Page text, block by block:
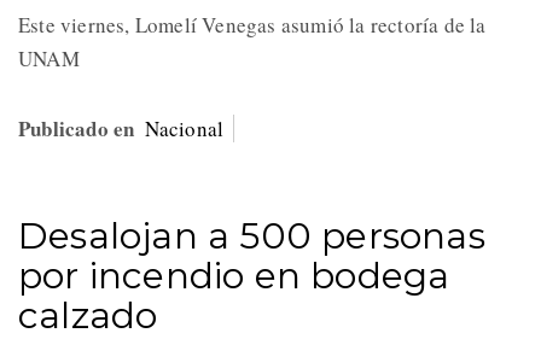
Este viernes, Lomelí Venegas asumió la rectoría de la
UNAM
Publicado en Nacional
Desalojan a 500 personas
por incendio en bodega
calzado